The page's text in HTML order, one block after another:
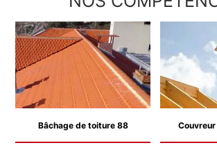
Bâchage de toiture 88